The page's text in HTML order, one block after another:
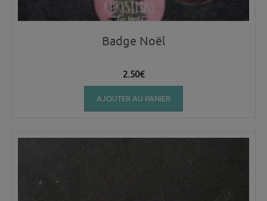
Badge Noël
2.50€
AJOUTER AU PANIER